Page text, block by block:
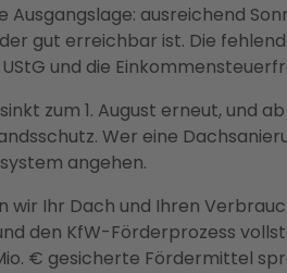
ausreichend
gut erreichbar ist. Die
und die
zum 1. August erneut,
Wer eine
angehen.
Ihr Dach und Ihren
den KfW-Förderprozess
€ gesicherte Fördermittel